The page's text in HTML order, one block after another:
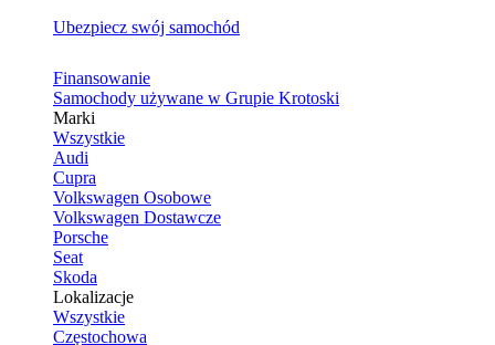
Ubezpiecz swój samochód
Finansowanie
Samochody używane w Grupie Krotoski
Marki
Wszystkie
Audi
Cupra
Volkswagen Osobowe
Volkswagen Dostawcze
Porsche
Seat
Skoda
Lokalizacje
Wszystkie
Częstochowa